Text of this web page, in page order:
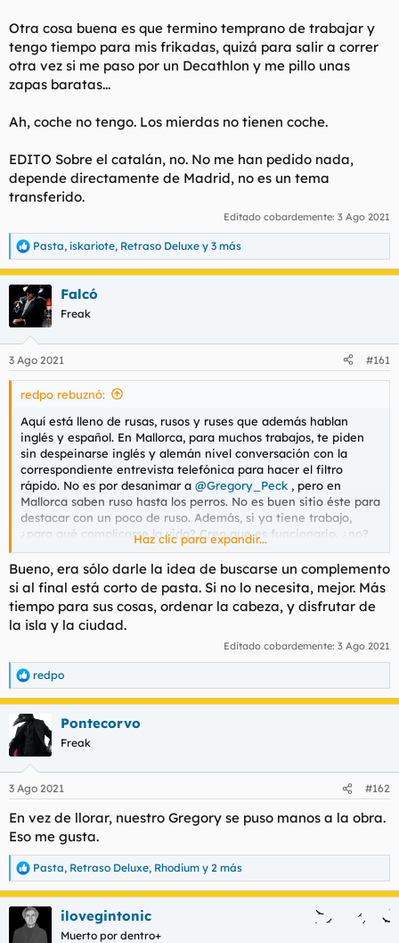
Otra cosa buena es que termino temprano de trabajar y
tengo tiempo para mis frikadas, quizá para salir a correr
otra vez si me paso por un Decathlon y me pillo unas
zapas baratas...
Ah, coche no tengo. Los mierdas no tienen coche.
EDITO Sobre el catalán, no. No me han pedido nada,
depende directamente de Madrid, no es un tema
transferido.
Editado cobardemente: 3 Ago 2021
R
e
a
c
c
i
e
s
Pasta, iskariote, Retraso Deluxe y 3 más
Falcó
Freak
3 Ago 2021 #161
redpo rebuznó:
Aquí está lleno de rusas, rusos y ruses que además hablan
inglés y español. En Mallorca, para muchos trabajos, te piden
sin despeinarse inglés y alemán nivel conversación con la
correspondiente entrevista telefónica para hacer el filtro
rápido. No es por desanimar a @Gregory_Peck , pero en
Mallorca saben ruso hasta los perros. No es buen sitio éste para
destacar con un poco de ruso. Además, si ya tiene trabajo,
¿para qué complicarse la vida? Creo que es funcionario, ¿no?
Pues a subir de categoría si puede en su área.
Una duda: ¿no te han pedido el puto certificado de catalán
correspondiente? Qué cansinos son con meternos por el aro
una lengua que no es nuestra. Estoy esperando las próximas
autonómicas a ver si ganan los no rojos y quitan este disparate
como requisito para casi todo lo público.
Haz clic para expandir...
Bueno, era sólo darle la idea de buscarse un complemento
si al final está corto de pasta. Si no lo necesita, mejor. Más
tiempo para sus cosas, ordenar la cabeza, y disfrutar de
la isla y la ciudad.
Editado cobardemente: 3 Ago 2021
R
e
a
c
c
i
e
:
redpo
Pontecorvo
Freak
3 Ago 2021 #162
En vez de llorar, nuestro Gregory se puso manos a la obra.
Eso me gusta.
R
e
a
c
Pasta, Retraso Deluxe, Rhodium y 2 más
ilovegintonic
Muerto por dentro+